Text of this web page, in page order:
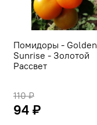
Помидоры - Golden
Sunrise - Золотой
Рассвет
110 ₽
94 ₽